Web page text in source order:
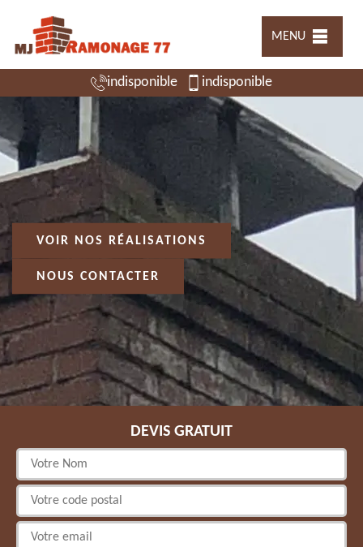
MENU
indisponible indisponible
VOIR NOS RÉALISATIONS
NOUS CONTACTER
DEVIS GRATUIT